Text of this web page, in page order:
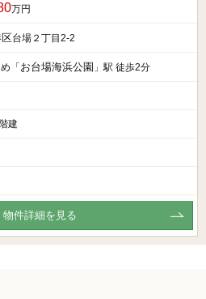
万円
台場２丁目2-2
「 お台場海浜公園 」駅 徒歩2分
建
物件詳細を見る